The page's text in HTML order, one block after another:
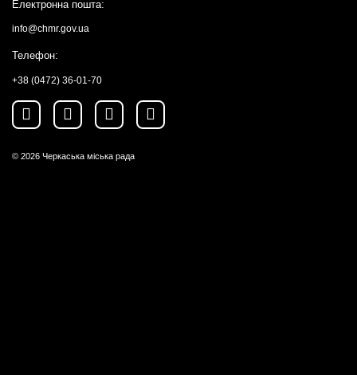
Електронна пошта:
info@chmr.gov.ua
Телефон:
+38 (0472) 36-01-70
© 2026 Черкаська міська рада